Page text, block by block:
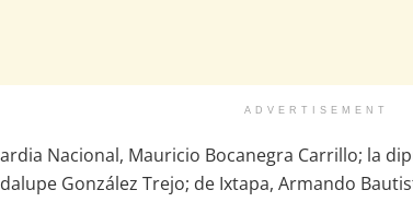
ADVERTISEMENT
Nacional, Mauricio Bocanegra Carrillo; la
González Trejo; de Ixtapa, Armando